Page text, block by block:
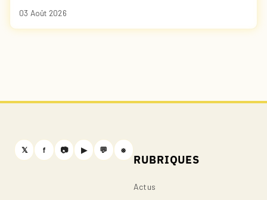
03 Août 2026
𝕏 f 📷 ▶ 💬 ⎈
RUBRIQUES
Actus